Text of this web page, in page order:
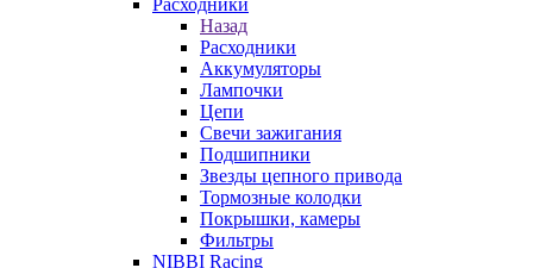
Расходники
Назад
Расходники
Аккумуляторы
Лампочки
Цепи
Свечи зажигания
Подшипники
Звезды цепного привода
Тормозные колодки
Покрышки, камеры
Фильтры
NIBBI Racing